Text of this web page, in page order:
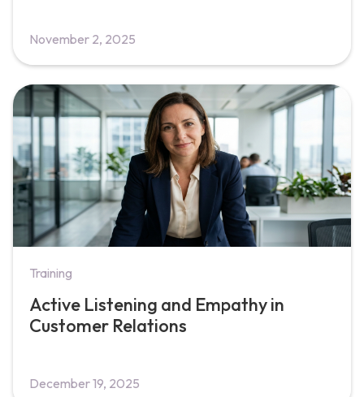
November 2, 2025
Training
Active Listening and Empathy in
Customer Relations
December 19, 2025